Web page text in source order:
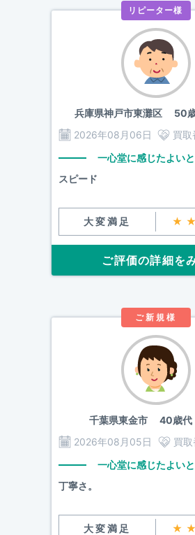
リピーター様
兵庫県神戸市東灘区50歳
2026年08月06日
買取
一心堂に感じたよい
スピード
大変満足
ご評価の詳細を
ご新規様
千葉県東金市40歳代
2026年08月05日
買取
一心堂に感じたよい
丁寧さ。
大変満足